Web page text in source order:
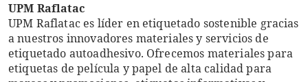
UPM Raflatac
UPM Raflatac es líder en etiquetado sostenible gracias
a nuestros innovadores materiales y servicios de
etiquetado autoadhesivo. Ofrecemos materiales para
etiquetas de película y papel de alta calidad para